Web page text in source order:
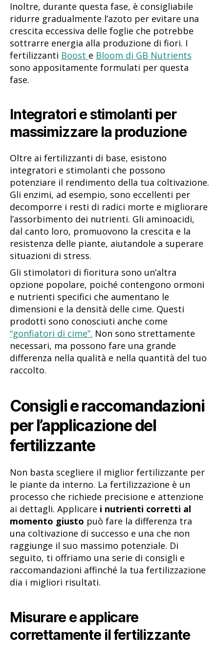
Inoltre, durante questa fase, è consigliabile
ridurre gradualmente l’azoto per evitare una
crescita eccessiva delle foglie che potrebbe
sottrarre energia alla produzione di fiori. I
fertilizzanti Boost e Bloom di GB Nutrients
sono appositamente formulati per questa
fase.
Integratori e stimolanti per
massimizzare la produzione
Oltre ai fertilizzanti di base, esistono
integratori e stimolanti che possono
potenziare il rendimento della tua coltivazione.
Gli enzimi, ad esempio, sono eccellenti per
decomporre i resti di radici morte e migliorare
l’assorbimento dei nutrienti. Gli aminoacidi,
dal canto loro, promuovono la crescita e la
resistenza delle piante, aiutandole a superare
situazioni di stress.
Gli stimolatori di fioritura sono un’altra
opzione popolare, poiché contengono ormoni
e nutrienti specifici che aumentano le
dimensioni e la densità delle cime. Questi
prodotti sono conosciuti anche come
“gonfiatori di cime”. Non sono strettamente
necessari, ma possono fare una grande
differenza nella qualità e nella quantità del tuo
raccolto.
Consigli e raccomandazioni
per l’applicazione del
fertilizzante
Non basta scegliere il miglior fertilizzante per
le piante da interno. La fertilizzazione è un
processo che richiede precisione e attenzione
ai dettagli. Applicare i nutrienti corretti al
momento giusto può fare la differenza tra
una coltivazione di successo e una che non
raggiunge il suo massimo potenziale. Di
seguito, ti offriamo una serie di consigli e
raccomandazioni affinché la tua fertilizzazione
dia i migliori risultati.
Misurare e applicare
correttamente il fertilizzante